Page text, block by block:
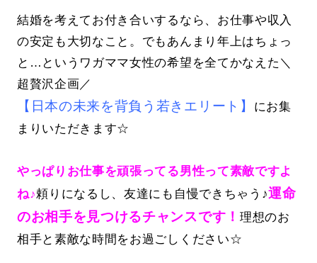
結婚を考えてお付き合いするなら、お仕事や収入
の安定も大切なこと。でもあんまり年上はちょっ
と…というワガママ女性の希望を全てかなえた＼
超贅沢企画／
【日本の未来を背負う若きエリート】 にお集
まりいただきます☆
やっぱりお仕事を頑張ってる男性って素敵ですよ
ね♪頼りになるし、友達にも自慢できちゃう♪運命
のお相手を見つけるチャンスです！ 理想のお
相手と素敵な時間をお過ごしください☆